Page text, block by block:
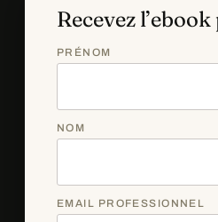
Recevez
PRÉNOM
NOM
EMAIL PROFESSIONNEL